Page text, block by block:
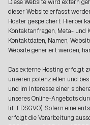
Diese Website wird extern
dieser Website erfasst
Hoster gespeichert. Hierbei
Kontaktanfragen, Meta- und
Kontaktdaten, Namen,
Website generiert werden,
Das externe Hosting erfolgt
unseren potenziellen und
und im Interesse einer
unseres Online-Angebots
lit. f DSGVO). Sofern eine
erfolgt die Verarbeitung